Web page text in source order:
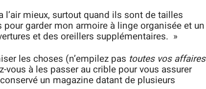
mieux, surtout quand ils sont de tailles
garder mon armoire à linge organisée et un
et des oreillers supplémentaires. »
les choses (n’empilez pas toutes vos affaires
vous à les passer au crible pour vous assurer
un magazine datant de plusieurs